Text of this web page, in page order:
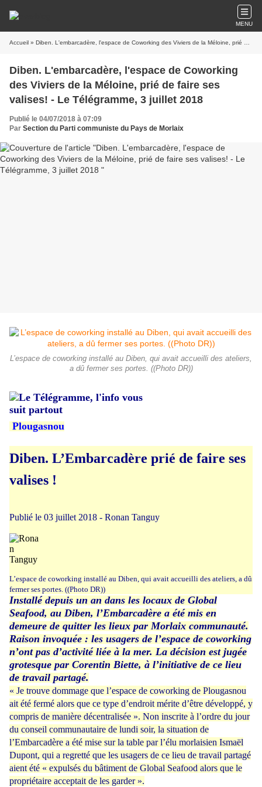
MENU
Accueil » Diben. L'embarcadère, l'espace de Coworking des Viviers de la Méloine, prié de faire ses valises! - Le Télégramme, 3 juillet 2018
Diben. L'embarcadère, l'espace de Coworking
des Viviers de la Méloine, prié de faire ses
valises! - Le Télégramme, 3 juillet 2018
Publié le 04/07/2018 à 07:09
Par Section du Parti communiste du Pays de Morlaix
L’espace de coworking installé au Diben, qui avait accueilli des ateliers,
a dû fermer ses portes. ((Photo DR))
Plougasnou
Diben. L’Embarcadère prié de faire ses
valises !
Publié le 03 juillet 2018 - Ronan Tanguy
L’espace de coworking installé au Diben, qui avait accueilli des ateliers, a dû
fermer ses portes. ((Photo DR))
Installé depuis un an dans les locaux de Global
Seafood, au Diben, l’Embarcadère a été mis en
demeure de quitter les lieux par Morlaix communauté.
Raison invoquée : les usagers de l’espace de coworking
n’ont pas d’activité liée à la mer. La décision est jugée
grotesque par Corentin Biette, à l’initiative de ce lieu
de travail partagé.
« Je trouve dommage que l’espace de coworking de Plougasnou
ait été fermé alors que ce type d’endroit mérite d’être développé, y
compris de manière décentralisée ». Non inscrite à l’ordre du jour
du conseil communautaire de lundi soir, la situation de
l’Embarcadère a été mise sur la table par l’élu morlaisien Ismaël
Dupont, qui a regretté que les usagers de ce lieu de travail partagé
aient été « expulsés du bâtiment de Global Seafood alors que le
propriétaire acceptait de les garder ».